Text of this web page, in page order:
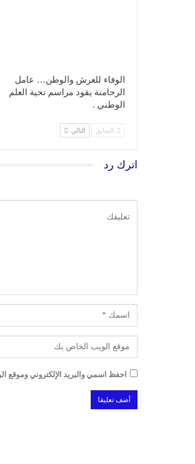
الوفاء للعرش والوطن… عامل
الرحامنة يقود مراسم تحية العلم
الوطني .
السابق التالي
اترك رد
احفظ اسمي والبريد الإلكتروني وموقع